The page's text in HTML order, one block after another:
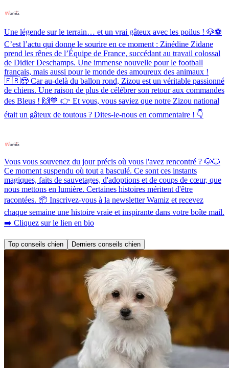
Une légende sur le terrain… et un vrai gâteux avec les poilus ! 🐶⚽️
C’est l’actu qui donne le sourire en ce moment : Zinédine Zidane
prend les rênes de l’Équipe de France, succédant au travail colossal
de Didier Deschamps. Une immense nouvelle pour le football
français, mais aussi pour le monde des amoureux des animaux !
🇫🇷😍 Car au-delà du ballon rond, Zizou est un véritable passionné
de chiens. Une raison de plus de célébrer son retour aux commandes
des Bleus ! 🙌💙 👉 Et vous, vous saviez que notre Zizou national
était un gâteux de toutous ? Dites-le-nous en commentaire ! 👇
Vous vous souvenez du jour précis où vous l'avez rencontré ? 🐶🐱
Ce moment suspendu où tout a basculé. Ce sont ces instants
magiques, faits de sauvetages, d'adoptions et de coups de cœur, que
nous mettons en lumière. Certaines histoires méritent d'être
racontées. 📦 Inscrivez-vous à la newsletter Wamiz et recevez
chaque semaine une histoire vraie et inspirante dans votre boîte mail.
➡️ Cliquez sur le lien en bio
Top conseils chien Derniers conseils chien